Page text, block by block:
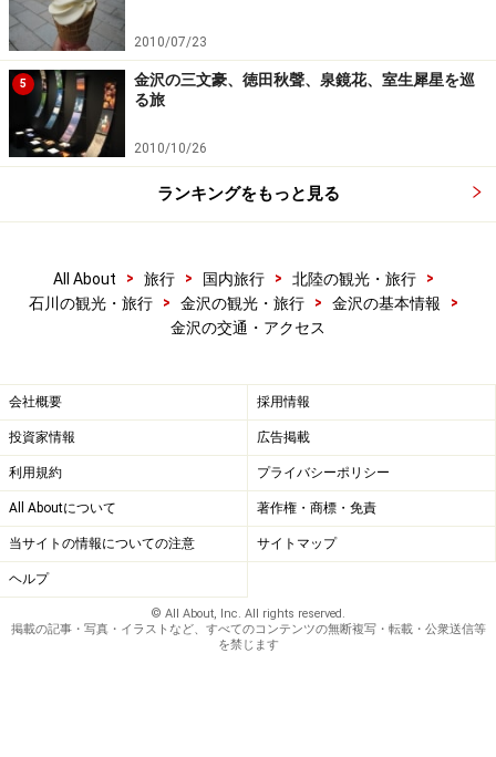
2010/07/23
5
金沢の三文豪、徳田秋聲、泉鏡花、室生犀星を巡
る旅
2010/10/26
ランキングをもっと見る
All About > 旅行 > 国内旅行 > 北陸の観光・旅行
>
石川の観光・旅行
> 金沢の観光・旅行 > 金沢の基本情報
>
金沢の交通・アクセス
会社概要 採用情報
投資家情報 広告掲載
利用規約 プライバシーポリシー
All Aboutについて 著作権・商標・免責
当サイトの情報についての注意 サイトマップ
ヘルプ
© All About, Inc. All rights reserved.
掲載の記事・写真・イラストなど、すべてのコンテンツの無断複写・転載・公衆送信等
を禁じます